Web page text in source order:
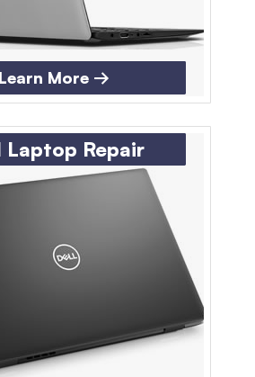
Learn More →
Laptop Repair